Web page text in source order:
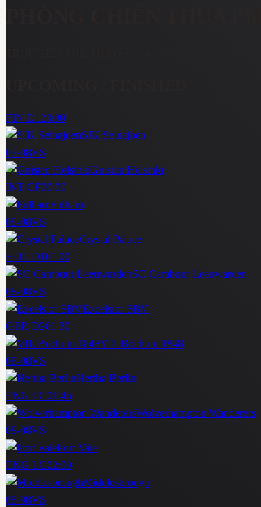
FIN D1 23:00
SJK Seinajoen
07-08VS
Gnistan Helsinki
INT CF00:00
Fulham
08-08VS
Crystal Palace
HOL D101:00
SC Cambuur Leeuwarden
08-08VS
Excelsior SBV
GER D201:30
VfL Bochum 1848
08-08VS
Hertha Berlin
ENG LC01:45
Wolverhampton Wanderers
08-08VS
Port Vale
ENG LC02:00
Middlesbrough
08-08VS